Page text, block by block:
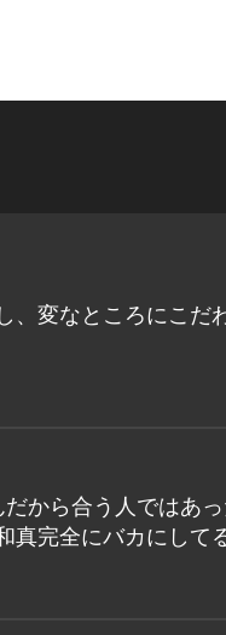
変なところにこ
から合う人ではあ
完全にバカにしてる